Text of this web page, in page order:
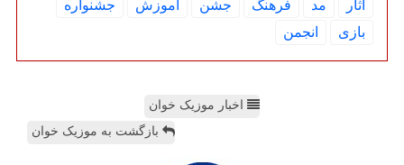
آثار مد فرهنگ جشن آموزش
جشنواره
بازی
انجمن
اخبار موزیک خوان
بازگشت به موزیک خوان